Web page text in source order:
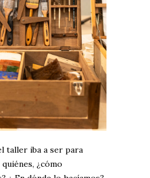
taller iba a ser para
¿cómo